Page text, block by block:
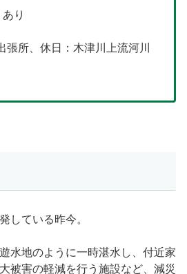
あり
張所、休日：木津川上流河川
している昨今。
水地のように一時湛水し、付近家
被害の軽減を行う施設など、減災